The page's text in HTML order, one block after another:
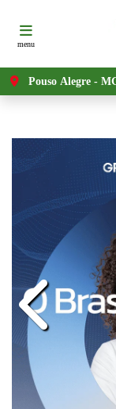
menu
Pouso Alegre -